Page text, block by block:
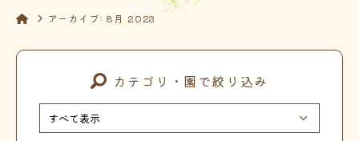
アーカイブ: 8月 2023
カテゴリ・園で絞り込み